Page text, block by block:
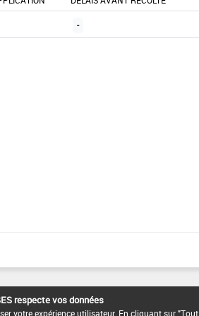
-
respecte vos données
expérience utilisateur. En cliquant sur